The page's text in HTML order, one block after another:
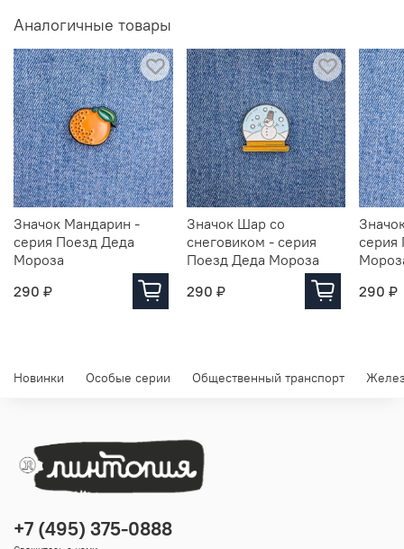
Аналогичные товары
Значок Мандарин -
серия Поезд Деда
Мороза
290 ₽
Значок Шар со
снеговиком - серия
Поезд Деда Мороза
290 ₽
серия
290 ₽
Новинки Особые серии Общественный транспорт
+7 (495) 375-0888